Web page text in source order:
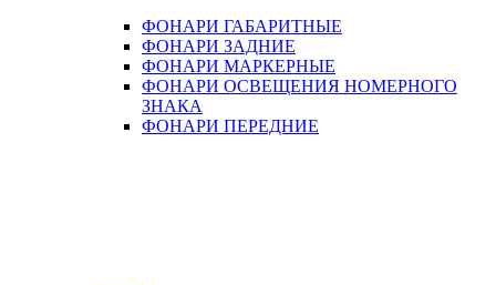
ФОНАРИ ГАБАРИТНЫЕ
ФОНАРИ ЗАДНИЕ
ФОНАРИ МАРКЕРНЫЕ
ФОНАРИ ОСВЕЩЕНИЯ НОМЕРНОГО
ЗНАКА
ФОНАРИ ПЕРЕДНИЕ